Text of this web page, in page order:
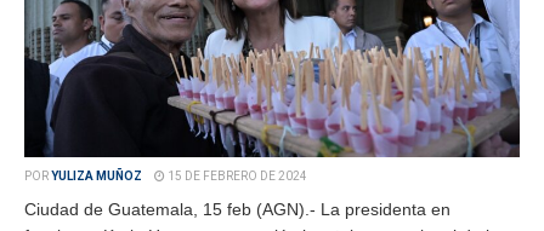
PORYULIZA MUÑOZ 15 DE FEBRERO DE 2024
Ciudad de Guatemala, 15 feb (AGN).- La presidenta en